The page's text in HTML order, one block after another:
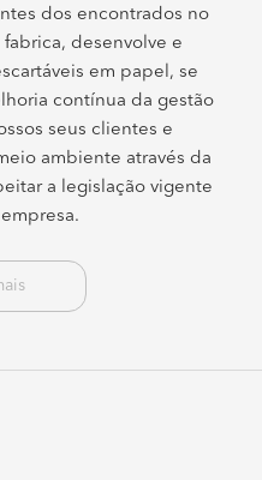
dos encontrados no
desenvolve e
em papel, se
contínua da gestão
seus clientes e
ambiente através da
a legislação vigente